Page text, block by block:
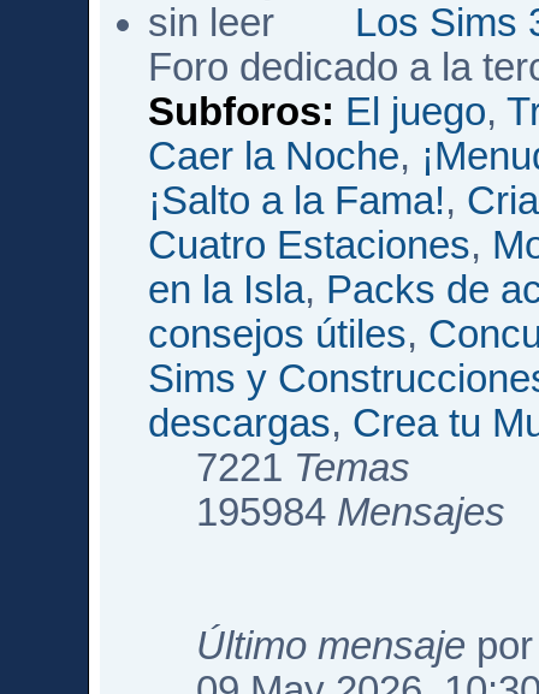
Los Sims
Foro dedicado a la
Subforos: El juego,
Caer la Noche,
¡Salto a la Fama!,
Cuatro Estaciones,
en la Isla, Packs de
consejos útiles,
Sims y
descargas, Crea tu
7221 Temas
195984 Mensajes
Último mensaje